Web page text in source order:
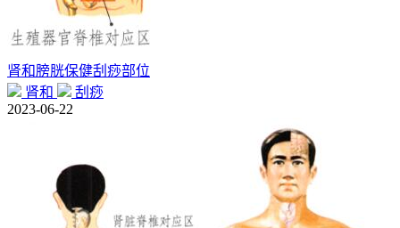
肾和膀胱保健刮痧部位
肾和
刮痧
2023-06-22